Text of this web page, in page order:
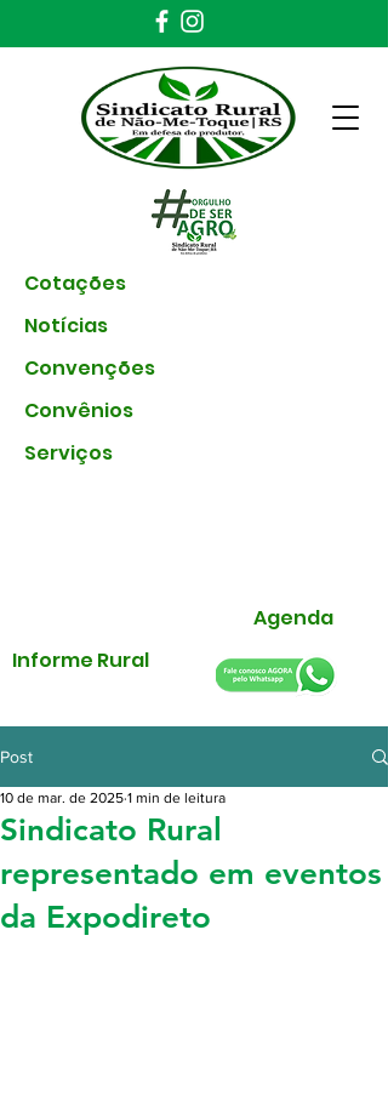
Cotações
Notícias
Convenções
Convênios
Serviços
Agenda
Informe Rural
Post
Sindicato Rural
representado em eventos
da Expodireto
10 de mar. de 2025 1 min de leitura